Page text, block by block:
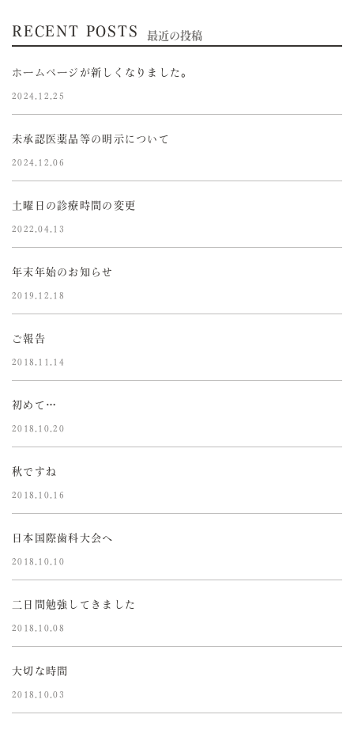
RECENT POSTS 最近の投稿
ホームページが新しくなりました。
2024.12.25
未承認医薬品等の明示について
2024.12.06
土曜日の診療時間の変更
2022.04.13
年末年始のお知らせ
2019.12.18
ご報告
2018.11.14
初めて…
2018.10.20
秋ですね
2018.10.16
日本国際歯科大会へ
2018.10.10
二日間勉強してきました
2018.10.08
大切な時間
2018.10.03